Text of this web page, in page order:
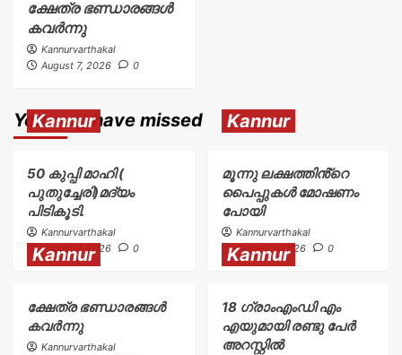
ക്ഷേത്ര ഭണ്ഡാരങ്ങൾ
കവർന്നു
Kannurvarthakal
August 7, 2026
0
You may have missed
Kannur
50 കുപ്പി മാഹി (
പുതുച്ചേരി)മദ്യം
പിടികൂടി.
Kannurvarthakal
August 7, 2026
0
Kannur
മൂന്നു ലക്ഷത്തിൻ്റെ
പൈപ്പുകൾ മോഷണം
പോയി
Kannurvarthakal
August 7, 2026
0
Kannur
ക്ഷേത്ര ഭണ്ഡാരങ്ങൾ
കവർന്നു
Kannurvarthakal
Kannur
18 ഗ്രാംഎംഡി എം
എയുമായി രണ്ടു പേർ
അറസ്റ്റിൽ